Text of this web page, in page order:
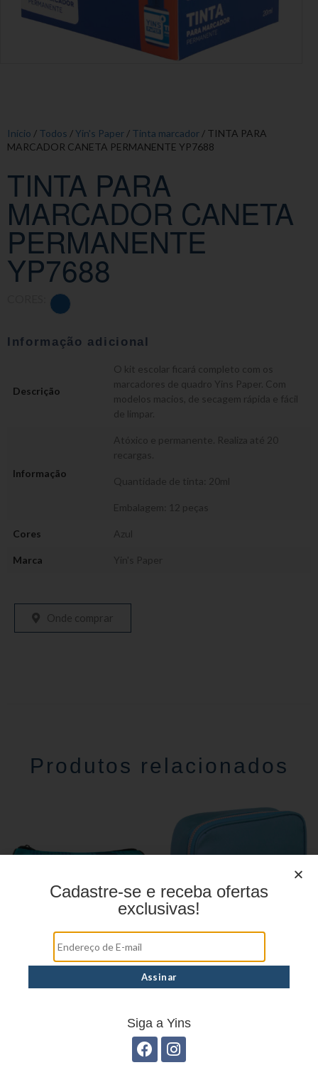
Início / Todos /Yin's Paper / Tinta marcador / TINTA PARA
MARCADOR CANETA PERMANENTE YP7688
TINTA PARA
MARCADOR CANETA
PERMANENTE
YP7688
Informação adicional
Descrição
O kit escolar ficará completo com os
marcadores de quadro Yins Paper. Com
modelos macios, de secagem rápida e fácil
de limpar.
Informação
Atóxico e permanente. Realiza até 20
recargas.
Quantidade de tinta: 20ml
Embalagem: 12 peças
Cores Azul
Marca Yin's Paper
Onde comprar
Produtos relacionados
Estojo juvenil YS27114 Estojo Juvenil YS41031
Cadastre-se e receba ofertas
exclusivas!
Siga a Yins